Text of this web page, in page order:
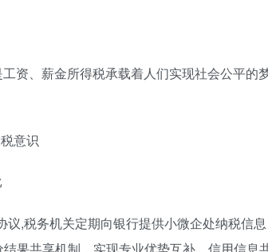
资、薪金所得税承载着人们实现社会公平的
意识
议,税务机关定期向银行提供小微企处纳税信息
果共享机制，实现专业优势互补、信用信息